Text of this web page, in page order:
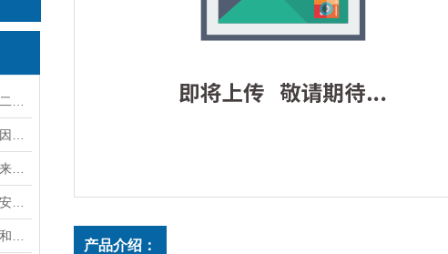
产品介绍：